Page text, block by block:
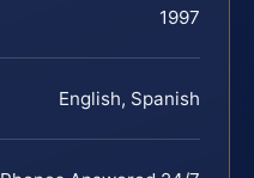
1997
English, Spanish